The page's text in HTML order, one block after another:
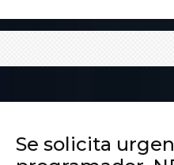
Se solicita